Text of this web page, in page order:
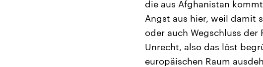
die aus Afghanistan
Angst aus hier, weil damit
oder auch Wegschluss
Unrecht, also das löst
europäischen Raum